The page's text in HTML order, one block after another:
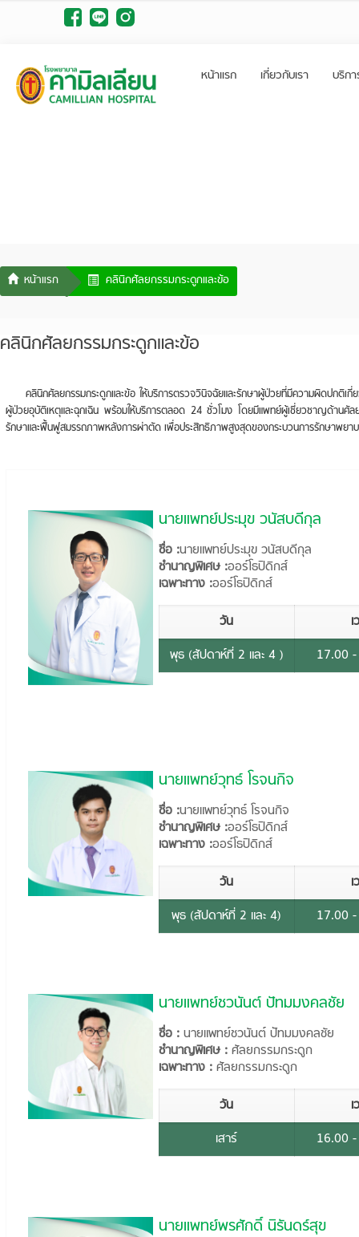
หน้าแรก เกี่ยวกับเรา บริก
คลินิกศัลยกรรมกระดูกและข้อ
คลินิกศัลยกรรมกระดูกและข้อ
คลินิกศัลยกรรมกระดูกและข้อ ให้บริการตรวจวินิจฉัยและรักษาผู้ป่วยที่มีความผิดปกติเกี่ย
ผู้ป่วยอุบัติเหตุและฉุกเฉิน พร้อมให้บริการตลอด 24 ชั่วโมง โดยมีแพทย์ผู้เชี่ยวชาญด้านศัล
รักษาและฟื้นฟูสมรรถภาพหลังการผ่าตัด เพื่อประสิทธิภาพสูงสุดของกระบวนการรักษาพยา
นายแพทย์ประมุข วนัสบดีกุล
ชื่อ :นายแพทย์ประมุข วนัสบดีกุล
ชำนาญพิเศษ :ออร์โธปิดิกส์
เฉพาะทาง :ออร์โธปิดิกส์
วัน
พุธ (สัปดาห์ที่ 2 และ 4 )
17.00
นายแพทย์วุทธ์ โรจนกิจ
ชื่อ :นายแพทย์วุทธ์ โรจนกิจ
ชำนาญพิเศษ :ออร์โธปิดิกส์
เฉพาะทาง :ออร์โธปิดิกส์
วัน
พุธ (สัปดาห์ที่ 2 และ 4)
17.00
นายแพทย์ชวนันต์ ปัทมมงคลชัย
ชื่อ :นายแพทย์ชวนันต์ ปัทมมงคลชัย
ชำนาญพิเศษ :ศัลยกรรมกระดูก
เฉพาะทาง :ศัลยกรรมกระดูก
วัน
เสาร์
16.00
นายแพทย์พรศักดิ์ นิรันดร์สุข